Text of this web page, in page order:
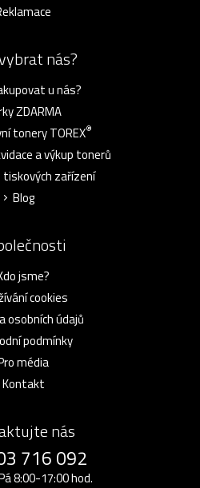
nás?
u nás?
ZDARMA
tonery TOREX®
a výkup tonerů
tiskových zařízení
Blog
jsme?
cookies
osobních údajů
podmínky
média
Kontakt
nás
716 092
8:00-17:00 hod.